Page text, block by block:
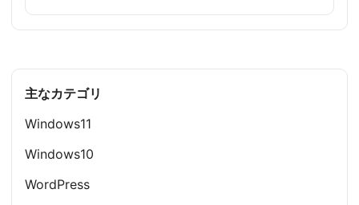
主なカテゴリ
Windows11
Windows10
WordPress